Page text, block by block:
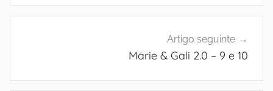
Artigo seguinte
Marie & Gali 2.0 – 9 e 10